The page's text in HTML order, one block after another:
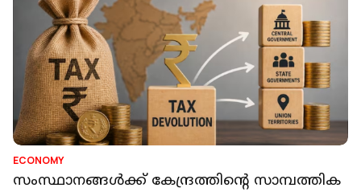
ECONOMY
സംസ്ഥാനങ്ങൾക്ക് കേന്ദ്രത്തിന്റെ സാമ്പത്തിക